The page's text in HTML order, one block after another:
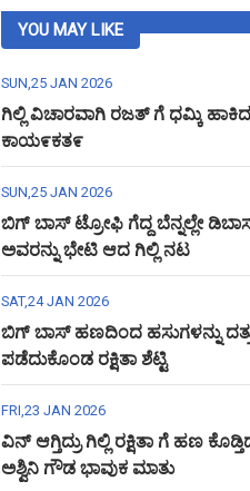
YOU MAY LIKE
SUN,25 JAN 2026
ಗಿಲ್ಲಿ ವಿಚಾರವಾಗಿ ರಜತ್ ಗೆ ಧಮ್ಕಿ
ಕಾಯ೯ಕತ೯
SUN,25 JAN 2026
ಬಿಗ್ ಬಾಸ್ ಟ್ರೋಫಿ ಗೆದ್ದ ಬೆನ್ನಲ್ಲೇ
ಅವರನ್ನು ಭೇಟಿ ಆದ ಗಿಲ್ಲಿ ನಟ
SAT,24 JAN 2026
ಬಿಗ್ ಬಾಸ್ ಹಣದಿಂದ ಹಸುಗಳನ್ನು
ಪಡೆದುಕೊಂಡ ರಕ್ಷಿತಾ ಶೆಟ್ಟಿ
FRI,23 JAN 2026
ವಿನ್ ಆಗ್ತಿದ್ರು ಗಿಲ್ಲಿ ರಕ್ಷಿತಾ ಗೆ ಹಣ
ಅಶ್ವಿನಿ ಗೌಡ ಭಾವುಕ ಮಾತು